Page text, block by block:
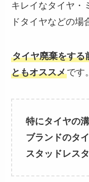
キレイなタイヤ・
ドタイヤなどの場
タイヤ廃棄をする
ともオススメです。
特にタイヤの
ブランドのタ
スタッドレス